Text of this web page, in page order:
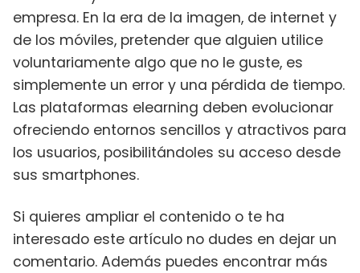
empresa. En la era de la imagen, de internet y
de los móviles, pretender que alguien utilice
voluntariamente algo que no le guste, es
simplemente un error y una pérdida de tiempo.
Las plataformas elearning deben evolucionar
ofreciendo entornos sencillos y atractivos para
los usuarios, posibilitándoles su acceso desde
sus smartphones.
Si quieres ampliar el contenido o te ha
interesado este artículo no dudes en dejar un
comentario. Además puedes encontrar más